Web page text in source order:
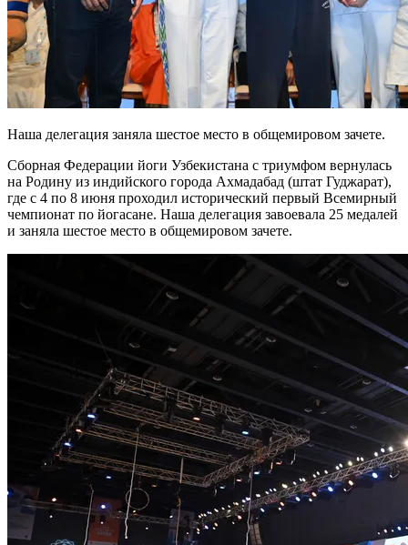
Наша делегация заняла шестое место в общемировом зачете.
Сборная Федерации йоги Узбекистана с триумфом вернулась
на Родину из индийского города Ахмадабад (штат Гуджарат),
где с 4 по 8 июня проходил исторический первый Всемирный
чемпионат по йогасане. Наша делегация завоевала 25 медалей
и заняла шестое место в общемировом зачете.